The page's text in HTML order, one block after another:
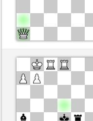
Wit
TheBest1977
Zwart